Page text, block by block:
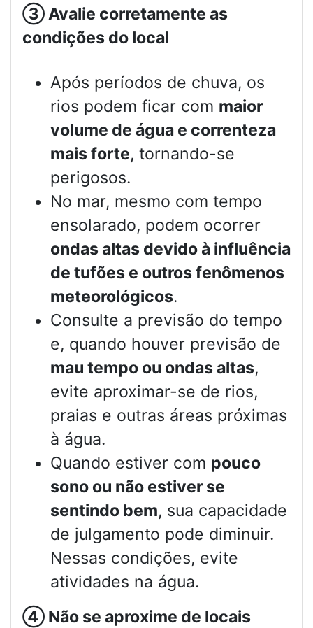
③Avalie corretamente as
condições do local
Após períodos de chuva, os
rios podem ficar com maior
volume de água e correnteza
mais forte, tornando-se
perigosos.
No mar, mesmo com tempo
ensolarado, podem ocorrer
ondas altas devido à influência
de tufões e outros fenômenos
meteorológicos.
Consulte a previsão do tempo
e, quando houver previsão de
mau tempo ou ondas altas,
evite aproximar-se de rios,
praias e outras áreas próximas
à água.
Quando estiver com pouco
sono ou não estiver se
sentindo bem, sua capacidade
de julgamento pode diminuir.
Nessas condições, evite
atividades na água.
④ Não se aproxime de locais